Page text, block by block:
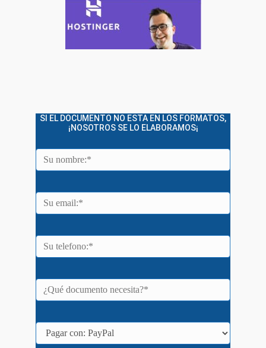
SI EL DOCUMENTO NO ESTA EN LOS FORMATOS,
¡NOSOTROS SE LO ELABORAMOS¡